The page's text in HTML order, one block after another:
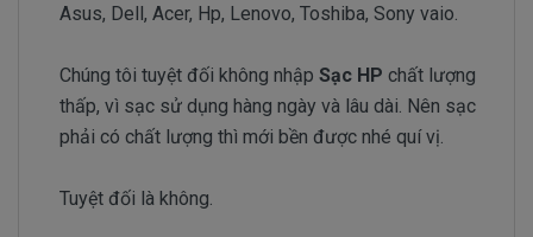
Asus, Dell, Acer, Hp, Lenovo, Toshiba, Sony vaio.
Chúng tôi tuyệt đối không nhập Sạc HP chất lượng
thấp, vì sạc sử dụng hàng ngày và lâu dài. Nên sạc
phải có chất lượng thì mới bền được nhé quí vị.
Tuyệt đối là không.